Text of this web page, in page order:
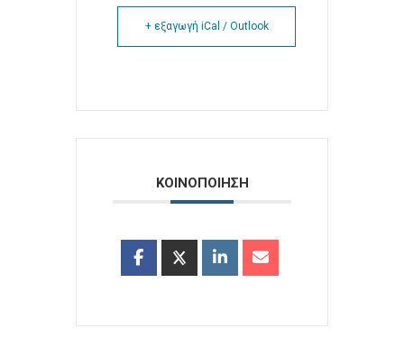
+ εξαγωγή iCal / Outlook
ΚΟΙΝΟΠΟΙΗΣΗ